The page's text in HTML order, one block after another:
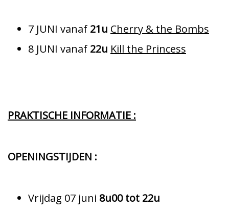
7 JUNI vanaf 21u Cherry & the Bombs
8 JUNI vanaf 22u Kill the Princess
PRAKTISCHE INFORMATIE :
OPENINGSTIJDEN :
Vrijdag 07 juni 8u00 tot 22u